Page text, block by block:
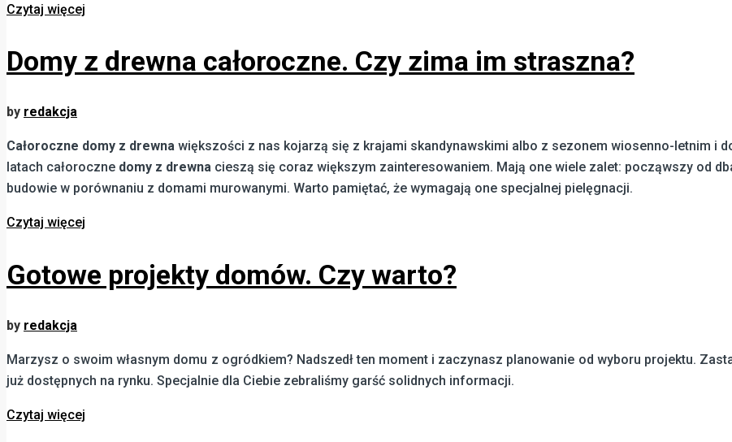
Czytaj więcej
Domy z drewna całoroczne. Czy zima im straszna?
by redakcja
Całoroczne domy z drewna większości z nas kojarzą się z krajami skandynawskimi albo z sezonem wiosenno-letnim i
latach całoroczne domy z drewna cieszą się coraz większym zainteresowaniem. Mają one wiele zalet: począwszy od
budowie w porównaniu z domami murowanymi. Warto pamiętać, że wymagają one specjalnej pielęgnacji.
Czytaj więcej
Gotowe projekty domów. Czy warto?
by redakcja
Marzysz o swoim własnym domu z ogródkiem? Nadszedł ten moment i zaczynasz planowanie od wyboru projektu.
już dostępnych na rynku. Specjalnie dla Ciebie zebraliśmy garść solidnych informacji.
Czytaj więcej